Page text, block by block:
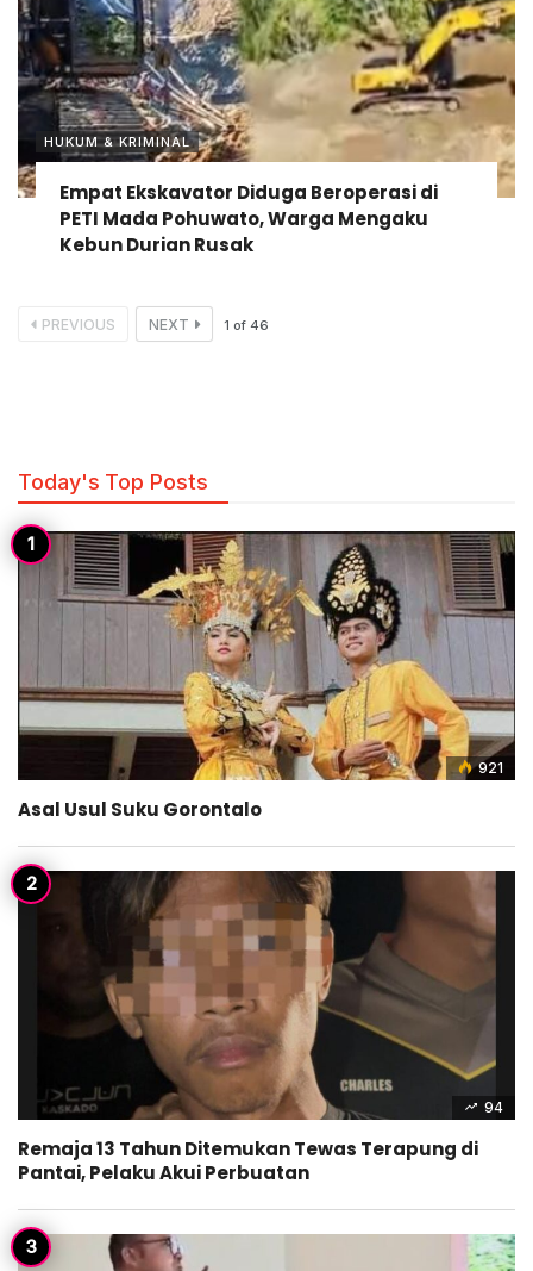
HUKUM & KRIMINAL
Empat Ekskavator Diduga Beroperasi di
PETI Mada Pohuwato, Warga Mengaku
Kebun Durian Rusak
PREVIOUS NEXT 1 of 46
Today's Top Posts
921
Asal Usul Suku Gorontalo
94
Remaja 13 Tahun Ditemukan Tewas Terapung di
Pantai, Pelaku Akui Perbuatan